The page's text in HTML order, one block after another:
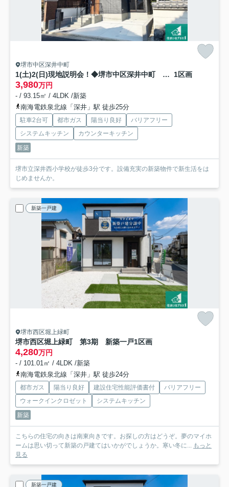
堺市中区深井中町
1(土)2(日)現地説明会！◆堺市中区深井中町 限定1邸 1区画
3,980万円
- / 93.15㎡ / 4LDK /新築
南海電鉄泉北線「深井」駅 徒歩25分
駐車2台可 都市ガス 陽当り良好
バリアフリー
システムキッチン
カウンターキッチン
新築
堺市立深井西小学校が徒歩3分です。設備充実の新築物件で新生活をは
じめませんか。
新築一戸建
堺市西区堀上緑町
堺市西区堀上緑町 第3期 新築一戸1区画
4,280万円
- / 101.01㎡ / 4LDK /新築
南海電鉄泉北線「深井」駅 徒歩24分
都市ガス 陽当り良好 建設住宅性能評価書付
バリアフリー
ウォークインクロゼット
システムキッチン
新築
こちらの住宅の向きは南東向きです。お探しの方はどうぞ。夢のマイホ
ームは思い切って新築の戸建てはいかがでしょうか。寒い冬に...
もっと
見る
新築一戸建